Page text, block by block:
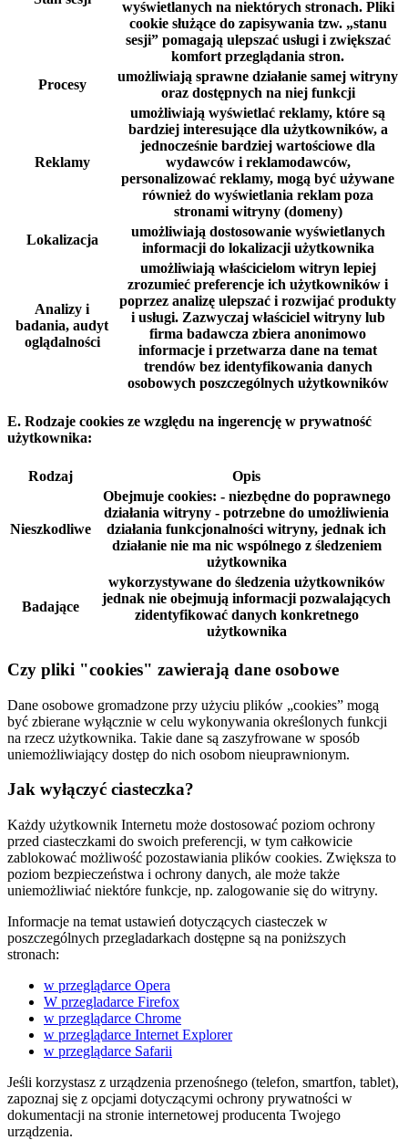
wyświetlanych na niektórych stronach. Pliki
cookie służące do zapisywania tzw. „stanu
sesji” pomagają ulepszać usługi i zwiększać
komfort przeglądania stron.
Procesy
umożliwiają sprawne działanie samej witryny
oraz dostępnych na niej funkcji
Reklamy
umożliwiają wyświetlać reklamy, które są
bardziej interesujące dla użytkowników, a
jednocześnie bardziej wartościowe dla
wydawców i reklamodawców,
personalizować reklamy, mogą być używane
również do wyświetlania reklam poza
stronami witryny (domeny)
Lokalizacja
umożliwiają dostosowanie wyświetlanych
informacji do lokalizacji użytkownika
Analizy i
badania, audyt
oglądalności
umożliwiają właścicielom witryn lepiej
zrozumieć preferencje ich użytkowników i
poprzez analizę ulepszać i rozwijać produkty
i usługi. Zazwyczaj właściciel witryny lub
firma badawcza zbiera anonimowo
informacje i przetwarza dane na temat
trendów bez identyfikowania danych
osobowych poszczególnych użytkowników
E. Rodzaje cookies ze względu na ingerencję w prywatność
użytkownika:
Rodzaj Opis
Nieszkodliwe
Obejmuje cookies: - niezbędne do poprawnego
działania witryny - potrzebne do umożliwienia
działania funkcjonalności witryny, jednak ich
działanie nie ma nic wspólnego z śledzeniem
użytkownika
Badające
wykorzystywane do śledzenia użytkowników
jednak nie obejmują informacji pozwalających
zidentyfikować danych konkretnego
użytkownika
Czy pliki "cookies" zawierają dane osobowe
Dane osobowe gromadzone przy użyciu plików „cookies” mogą
być zbierane wyłącznie w celu wykonywania określonych funkcji
na rzecz użytkownika. Takie dane są zaszyfrowane w sposób
uniemożliwiający dostęp do nich osobom nieuprawnionym.
Jak wyłączyć ciasteczka?
Każdy użytkownik Internetu może dostosować poziom ochrony
przed ciasteczkami do swoich preferencji, w tym całkowicie
zablokować możliwość pozostawiania plików cookies. Zwiększa to
poziom bezpieczeństwa i ochrony danych, ale może także
uniemożliwiać niektóre funkcje, np. zalogowanie się do witryny.
Informacje na temat ustawień dotyczących ciasteczek w
poszczególnych przegladarkach dostępne są na poniższych
stronach:
w przeglądarce Opera
W przegladarce Firefox
w przeglądarce Chrome
w przeglądarce Internet Explorer
w przeglądarce Safarii
Jeśli korzystasz z urządzenia przenośnego (telefon, smartfon, tablet),
zapoznaj się z opcjami dotyczącymi ochrony prywatności w
dokumentacji na stronie internetowej producenta Twojego
urządzenia.